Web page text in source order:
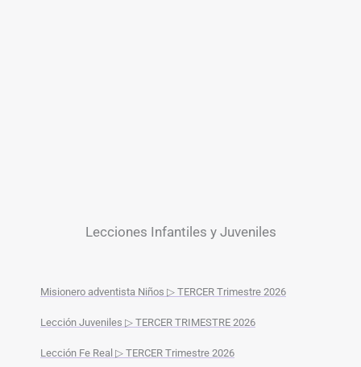
Lecciones Infantiles y Juveniles
Misionero adventista Niños ▷ TERCER Trimestre 2026
Lección Juveniles ▷ TERCER TRIMESTRE 2026
Lección Fe Real ▷ TERCER Trimestre 2026